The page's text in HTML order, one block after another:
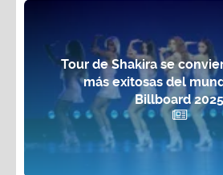
Tour de Shakira se
más exitosas del
Billboard 2025